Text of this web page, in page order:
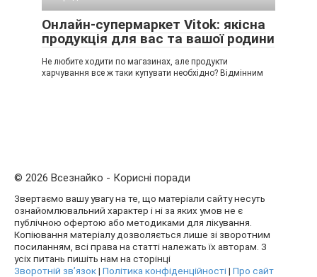
Онлайн-супермаркет Vitok: якісна
продукція для вас та вашої родини
Не любите ходити по магазинах, але продукти
харчування все ж таки купувати необхідно? Відмінним
© 2026 Всезнайко - Корисні поради
Звертаємо вашу увагу на те, що матеріали сайту несуть
ознайомлювальний характер і ні за яких умов не є
публічною офертою або методиками для лікування.
Копіювання матеріалу дозволяється лише зі зворотним
посиланням, всі права на статті належать їх авторам. З
усіх питань пишіть нам на сторінці
Зворотній зв’язок| Політика конфіденційності| Про сайт